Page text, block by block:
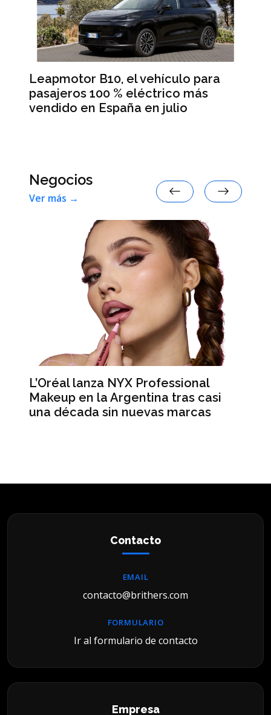
Leapmotor B10, el vehículo para
pasajeros 100 % eléctrico más
vendido en España en julio
Negocios
Ver más →
L’Oréal lanza NYX Professional
Makeup en la Argentina tras casi
una década sin nuevas marcas
Contacto
EMAIL
contacto@brithers.com
FORMULARIO
Ir al formulario de contacto
Empresa